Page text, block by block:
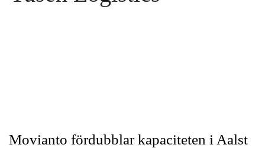
Movianto fördubblar kapaciteten i Aalst